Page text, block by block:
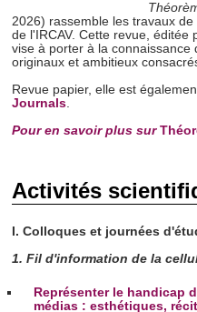
2026) rassemble les travaux
de l'IRCAV. Cette revue, éditée
vise à porter à la connaissance
originaux et ambitieux
Revue papier, elle est
Journals.
Pour en savoir plus sur
Activités
I. Colloques et journées
1. Fil d'information de la
Représenter le handicap
médias : esthétiques,